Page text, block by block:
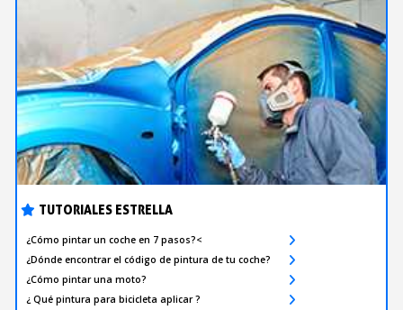
TUTORIALES ESTRELLA
¿Cómo pintar un coche en 7 pasos?<
¿Dónde encontrar el código de pintura de tu coche?
¿Cómo pintar una moto?
¿ Qué pintura para bicicleta aplicar ?